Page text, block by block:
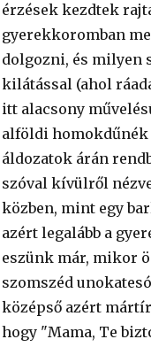
érzések kezdtek
gyerekkoromban
dolgozni, és milyen
kilátással (ahol
itt alacsony
alföldi homokdűnék
áldozatok árán
szóval kívülről
közben, mint egy
azért legalább a
eszünk már, mikor
szomszéd
középső azért
hogy "Mama, Te